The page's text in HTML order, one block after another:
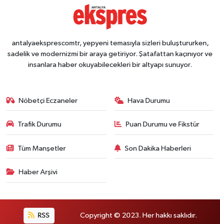
antalyaeksprescomtr, yepyeni temasıyla sizleri buluştururken,
sadelik ve modernizmi bir araya getiriyor. Şatafattan kaçınıyor ve
insanlara haber okuyabilecekleri bir altyapı sunuyor.
Nöbetçi Eczaneler Hava Durumu
Trafik Durumu Puan Durumu ve Fikstür
Tüm Manşetler Son Dakika Haberleri
Haber Arşivi
RSS Copyright © 2023. Her hakkı saklıdır.